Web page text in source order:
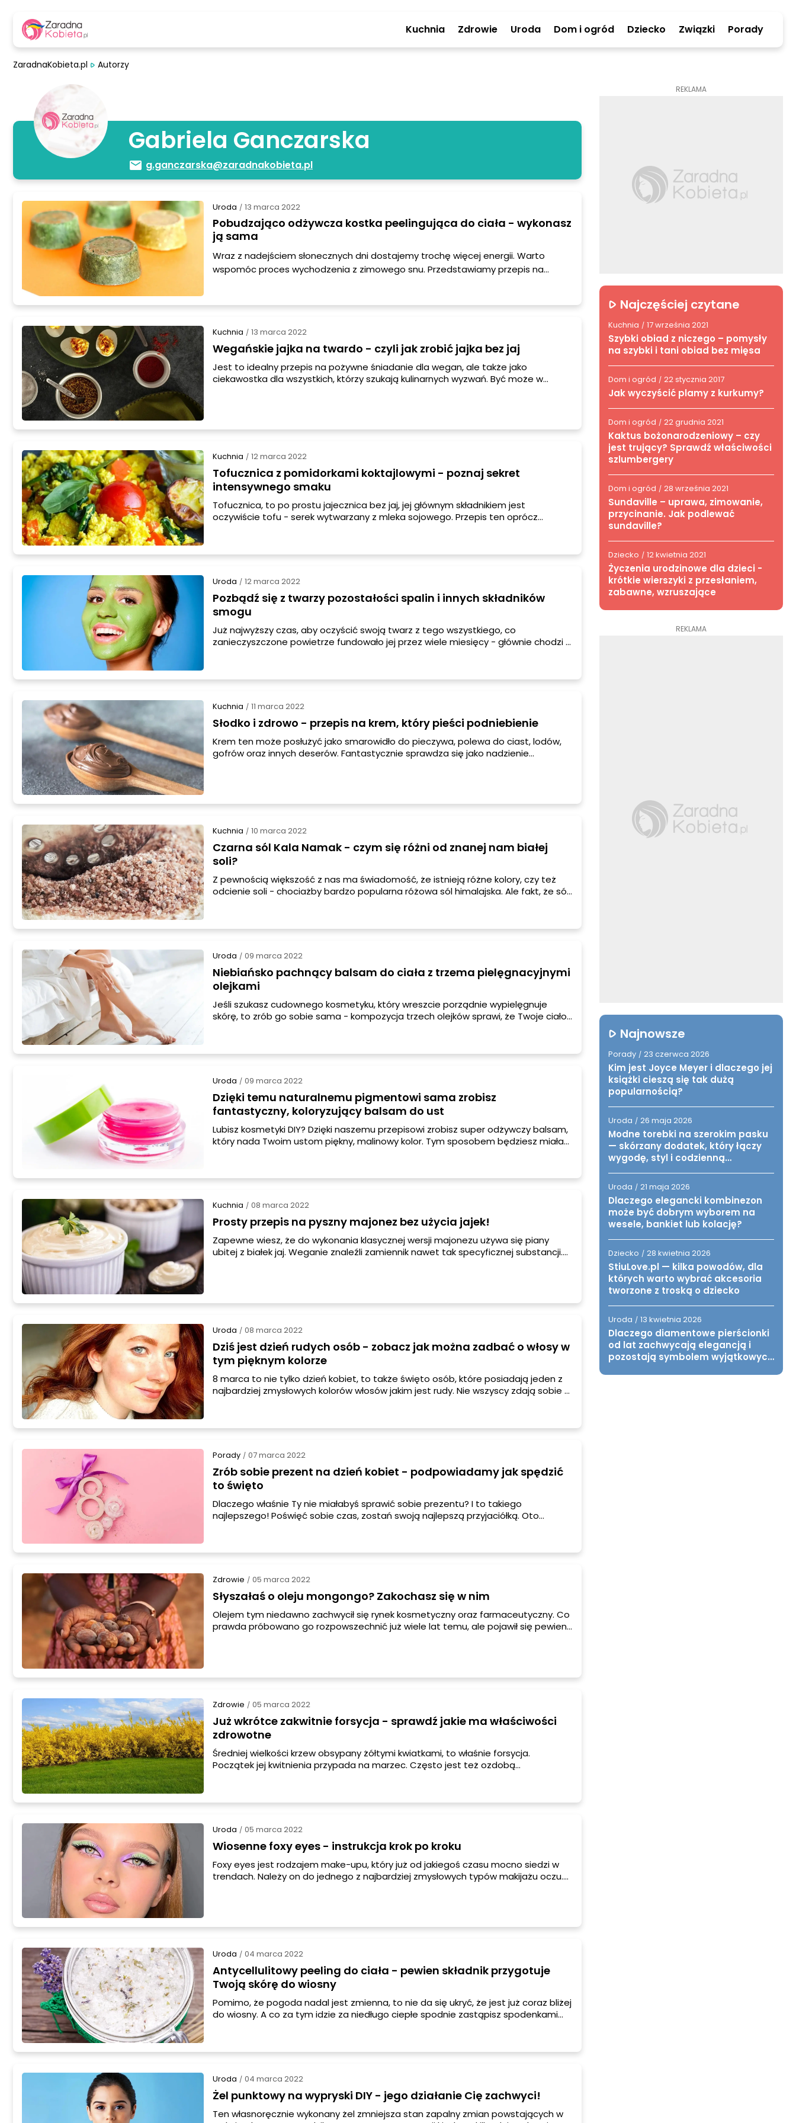
Kuchnia Zdrowie Uroda Dom i ogród Dziecko Związki Porady
ZaradnaKobieta.pl Autorzy
Gabriela Ganczarska
g.ganczarska@zaradnakobieta.pl
Uroda / 13 marca 2022
Pobudzająco odżywcza kostka peelingująca do ciała - wykonasz
ją sama
Wraz z nadejściem słonecznych dni dostajemy trochę więcej energii. Warto
wspomóc proces wychodzenia z zimowego snu. Przedstawiamy przepis na
Kuchnia / 13 marca 2022
Wegańskie jajka na twardo - czyli jak zrobić jajka bez jaj
Jest to idealny przepis na pożywne śniadanie dla wegan, ale także jako
ciekawostka dla wszystkich, którzy szukają kulinarnych wyzwań. Być może w
Kuchnia / 12 marca 2022
Tofucznica z pomidorkami koktajlowymi - poznaj sekret
intensywnego smaku
Tofucznica, to po prostu jajecznica bez jaj, jej głównym składnikiem jest
oczywiście tofu - serek wytwarzany z mleka sojowego. Przepis ten oprócz
Uroda / 12 marca 2022
Pozbądź się z twarzy pozostałości spalin i innych składników
smogu
Już najwyższy czas, aby oczyścić swoją twarz z tego wszystkiego, co
zanieczyszczone powietrze fundowało jej przez wiele miesięcy - głównie chodzi o
Kuchnia / 11 marca 2022
Słodko i zdrowo - przepis na krem, który pieści podniebienie
Krem ten może posłużyć jako smarowidło do pieczywa, polewa do ciast, lodów,
gofrów oraz innych deserów. Fantastycznie sprawdza się jako nadzienie
Kuchnia / 10 marca 2022
Czarna sól Kala Namak - czym się różni od znanej nam białej
soli?
Z pewnością większość z nas ma świadomość, że istnieją różne kolory, czy też
odcienie soli - chociażby bardzo popularna różowa sól himalajska. Ale fakt, że sól
Uroda / 09 marca 2022
Niebiańsko pachnący balsam do ciała z trzema pielęgnacyjnymi
olejkami
Jeśli szukasz cudownego kosmetyku, który wreszcie porządnie wypielęgnuje
skórę, to zrób go sobie sama - kompozycja trzech olejków sprawi, że Twoje ciało
Uroda / 09 marca 2022
Dzięki temu naturalnemu pigmentowi sama zrobisz
fantastyczny, koloryzujący balsam do ust
Lubisz kosmetyki DIY? Dzięki naszemu przepisowi zrobisz super odżywczy balsam,
który nada Twoim ustom piękny, malinowy kolor. Tym sposobem będziesz miała
Kuchnia / 08 marca 2022
Prosty przepis na pyszny majonez bez użycia jajek!
Zapewne wiesz, że do wykonania klasycznej wersji majonezu używa się piany
ubitej z białek jaj. Weganie znaleźli zamiennik nawet tak specyficznej substancji.
Uroda / 08 marca 2022
Dziś jest dzień rudych osób - zobacz jak można zadbać o włosy w
tym pięknym kolorze
8 marca to nie tylko dzień kobiet, to także święto osób, które posiadają jeden z
najbardziej zmysłowych kolorów włosów jakim jest rudy. Nie wszyscy zdają sobie z
Porady / 07 marca 2022
Zrób sobie prezent na dzień kobiet - podpowiadamy jak spędzić
to święto
Dlaczego właśnie Ty nie miałabyś sprawić sobie prezentu? I to takiego
najlepszego! Poświęć sobie czas, zostań swoją najlepszą przyjaciółką. Oto
Zdrowie / 05 marca 2022
Słyszałaś o oleju mongongo? Zakochasz się w nim
Olejem tym niedawno zachwycił się rynek kosmetyczny oraz farmaceutyczny. Co
prawda próbowano go rozpowszechnić już wiele lat temu, ale pojawił się pewien
Zdrowie / 05 marca 2022
Już wkrótce zakwitnie forsycja - sprawdź jakie ma właściwości
zdrowotne
Średniej wielkości krzew obsypany żółtymi kwiatkami, to właśnie forsycja.
Początek jej kwitnienia przypada na marzec. Często jest też ozdobą
Uroda / 05 marca 2022
Wiosenne foxy eyes - instrukcja krok po kroku
Foxy eyes jest rodzajem make-upu, który już od jakiegoś czasu mocno siedzi w
trendach. Należy on do jednego z najbardziej zmysłowych typów makijażu oczu.
Uroda / 04 marca 2022
Antycellulitowy peeling do ciała - pewien składnik przygotuje
Twoją skórę do wiosny
Pomimo, że pogoda nadal jest zmienna, to nie da się ukryć, że jest już coraz bliżej
do wiosny. A co za tym idzie za niedługo ciepłe spodnie zastąpisz spodenkami
Uroda / 04 marca 2022
Żel punktowy na wypryski DIY - jego działanie Cię zachwyci!
Ten własnoręcznie wykonany żel zmniejsza stan zapalny zmian powstających w
REKLAMA
Najczęściej czytane
Kuchnia / 17 września 2021
Szybki obiad z niczego – pomysły
na szybki i tani obiad bez mięsa
Dom i ogród / 22 stycznia 2017
Jak wyczyścić plamy z kurkumy?
Dom i ogród / 22 grudnia 2021
Kaktus bożonarodzeniowy – czy
jest trujący? Sprawdź właściwości
szlumbergery
Dom i ogród / 28 września 2021
Sundaville – uprawa, zimowanie,
przycinanie. Jak podlewać
sundaville?
Dziecko / 12 kwietnia 2021
Życzenia urodzinowe dla dzieci -
krótkie wierszyki z przesłaniem,
zabawne, wzruszające
REKLAMA
Najnowsze
Porady / 23 czerwca 2026
Kim jest Joyce Meyer i dlaczego jej
książki cieszą się tak dużą
popularnością?
Uroda / 26 maja 2026
Modne torebki na szerokim pasku
— skórzany dodatek, który łączy
wygodę, styl i codzienną
Uroda / 21 maja 2026
Dlaczego elegancki kombinezon
może być dobrym wyborem na
wesele, bankiet lub kolację?
Dziecko / 28 kwietnia 2026
StiuLove.pl — kilka powodów, dla
których warto wybrać akcesoria
tworzone z troską o dziecko
Uroda / 13 kwietnia 2026
Dlaczego diamentowe pierścionki
od lat zachwycają elegancją i
pozostają symbolem wyjątkowych